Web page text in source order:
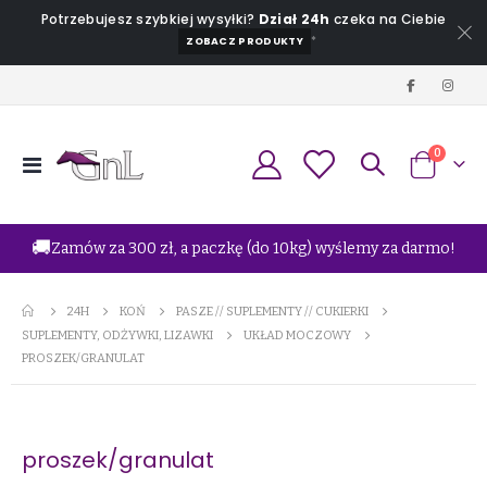
Potrzebujesz szybkiej wysyłki? Dział 24h czeka na Ciebie
ZOBACZ PRODUKTY *
Przełącznik
Koszyk
0
🚚Zamów za 300 zł, a paczkę (do 10kg) wyślemy za darmo!
24H KOŃ
PASZE // SUPLEMENTY // CUKIERKI
SUPLEMENTY, ODŻYWKI, LIZAWKI
UKŁAD MOCZOWY
PROSZEK/GRANULAT
proszek/granulat